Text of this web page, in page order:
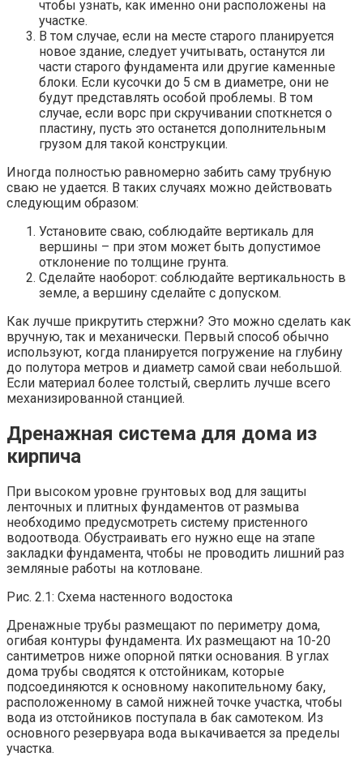
чтобы узнать, как именно они расположены на
участке.
В том случае, если на месте старого планируется
новое здание, следует учитывать, останутся ли
части старого фундамента или другие каменные
блоки. Если кусочки до 5 см в диаметре, они не
будут представлять особой проблемы. В том
случае, если ворс при скручивании споткнется о
пластину, пусть это останется дополнительным
грузом для такой конструкции.
Иногда полностью равномерно забить саму трубную
сваю не удается. В таких случаях можно действовать
следующим образом:
Установите сваю, соблюдайте вертикаль для
вершины – при этом может быть допустимое
отклонение по толщине грунта.
Сделайте наоборот: соблюдайте вертикальность в
земле, а вершину сделайте с допуском.
Как лучше прикрутить стержни? Это можно сделать как
вручную, так и механически. Первый способ обычно
используют, когда планируется погружение на глубину
до полутора метров и диаметр самой сваи небольшой.
Если материал более толстый, сверлить лучше всего
механизированной станцией.
Дренажная система для дома из
кирпича
При высоком уровне грунтовых вод для защиты
ленточных и плитных фундаментов от размыва
необходимо предусмотреть систему пристенного
водоотвода. Обустраивать его нужно еще на этапе
закладки фундамента, чтобы не проводить лишний раз
земляные работы на котловане.
Рис. 2.1: Схема настенного водостока
Дренажные трубы размещают по периметру дома,
огибая контуры фундамента. Их размещают на 10-20
сантиметров ниже опорной пятки основания. В углах
дома трубы сводятся к отстойникам, которые
подсоединяются к основному накопительному баку,
расположенному в самой нижней точке участка, чтобы
вода из отстойников поступала в бак самотеком. Из
основного резервуара вода выкачивается за пределы
участка.